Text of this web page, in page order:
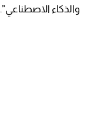
والذكاء الاصطناعي”.